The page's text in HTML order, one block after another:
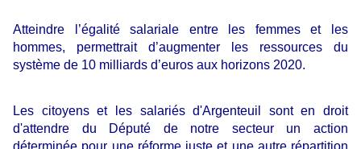
Atteindre l’égalité salariale entre les femmes et les
hommes, permettrait d’augmenter les ressources du
système de 10 milliards d’euros aux horizons 2020.
Les citoyens et les salariés d'Argenteuil sont en droit
d'attendre du Député de notre secteur un action